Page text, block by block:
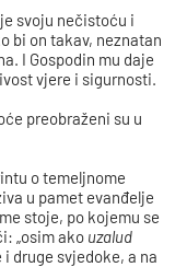
svoju nečistoću i
bi on takav, neznatan
I Gospodin mu daje
vjere i sigurnosti.
preobraženi su u
o temeljnome
u pamet evanđelje
stoje, po kojemu se
„osim ako uzalud
druge svjedoke, a na